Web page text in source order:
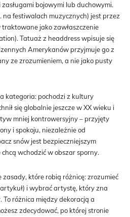
bojowymi lub duchowymi.
na festiwalach muzycznych) jest przez
jako zawłaszczenie
Tatuaż z headdress wpisuje się
Amerykanów przyjmuje go z
ze zrozumieniem, a nie jako pusty
kategoria: pochodzi z kultury
się globalnie jeszcze w XX wieku i
mniej kontrowersyjny – przyjęty
i spokoju, niezależnie od
snów jest bezpieczniejszym
wchodzić w obszar sporny.
zasady, które robią różnicę: zrozumieć
i wybrać artystę, który zna
różnica między dekoracją a
zdecydować, po której stronie